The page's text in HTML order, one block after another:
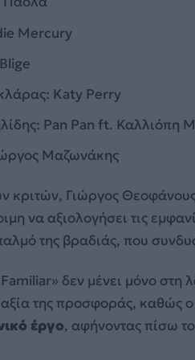
Mercury
Katy Perry
Pan Pan ft. Καλλιόπη
Μαζωνάκης
κριτών, Γιώργος
να αξιολογήσει τις
της βραδιάς, που
δεν μένει μόνο
της προσφοράς, καθώς
έργο, αφήνοντας πίσω